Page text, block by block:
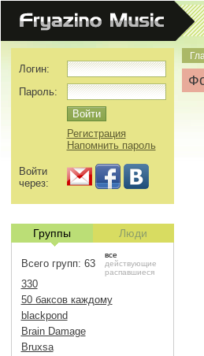
Логин:
Пароль:
Регистрация
Напомнить пароль
Войти
через:
Группы Люди
Всего групп: 63
все
действующие
распавшиеся
330
50 баксов каждому
blackpond
Brain Damage
Bruxsa